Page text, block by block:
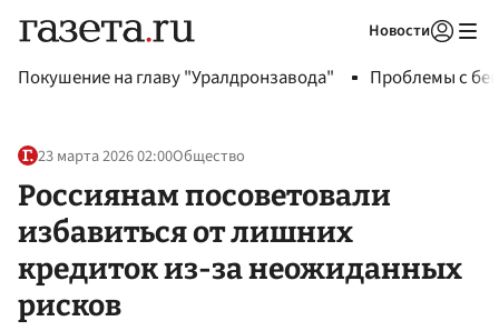
Новости
Покушение на главу "Уралдронзавода" Проблемы с
23 марта 2026 02:00Общество
Россиянам посоветовали
избавиться от лишних
кредиток из-за неожиданных
рисков